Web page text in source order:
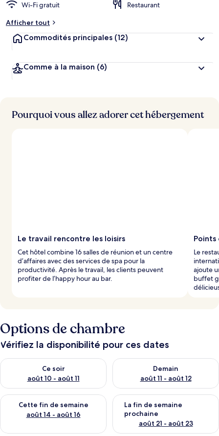
Wi-Fi gratuit
Restaurant
Afficher tout
Commodités principales (12)
Comme à la maison (6)
Pourquoi vous allez adorer cet hébergement
Le travail rencontre les loisirs
Cet hôtel combine 16 salles de réunion et un centre
d’affaires avec des services de spa pour la
productivité. Après le travail, les clients peuvent
profiter de l’happy hour au bar.
Points
Le
ajoute
buffet
Options de chambre
Vérifiez la disponibilité pour ces dates
Ce soir
août 10 - août 11
Vérifier la disponibilité pour ce soir août 10 - août 11
Demain
août 11 - août 12
Vérifier la disponibilité pour
Cette fin de semaine
août 14 - août 16
Vérifier la disponibilité pour cette fin de semaine août 14 -
La fin de semaine
prochaine
août 21 - août 23
Vérifier la disponibilité pour